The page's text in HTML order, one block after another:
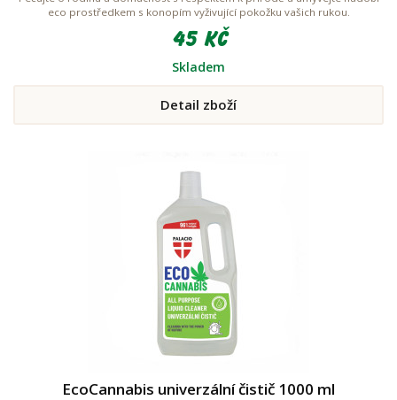
eco prostředkem s konopím vyživující pokožku vašich rukou.
45 Kč
Skladem
Detail zboží
EcoCannabis univerzální čistič 1000 ml